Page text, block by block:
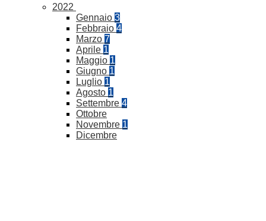
2022
Gennaio 3
Febbraio 4
Marzo 7
Aprile 1
Maggio 1
Giugno 1
Luglio 1
Agosto 1
Settembre 4
Ottobre
Novembre 1
Dicembre